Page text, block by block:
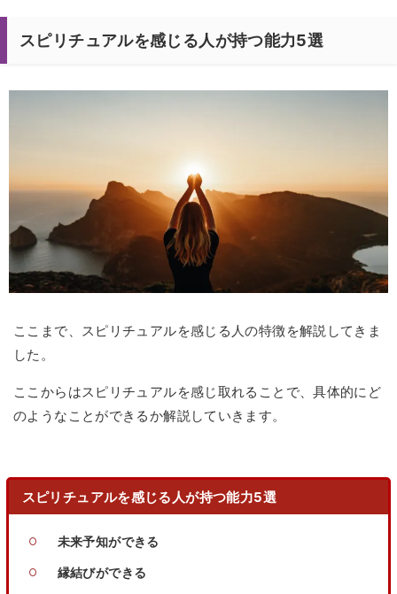
スピリチュアルを感じる人が持つ能力5選
ここまで、スピリチュアルを感じる人の特徴を解説してきま
した。
ここからはスピリチュアルを感じ取れることで、具体的にど
のようなことができるか解説していきます。
スピリチュアルを感じる人が持つ能力5選
未来予知ができる
縁結びができる